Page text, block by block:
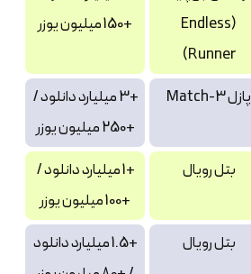
(Endless
Runner)
+150 میلیون یوزر
پازل Match-3
+3 میلیارد دانلود /
+250 میلیون یوزر
بتل رویال
+1 میلیارد دانلود /
+100 میلیون یوزر
بتل رویال
+1.5 میلیارد دانلود